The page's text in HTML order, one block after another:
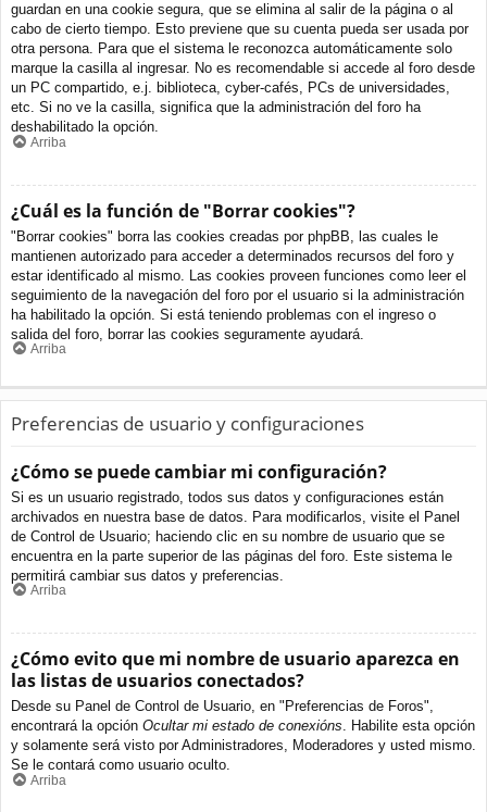
guardan en una cookie segura, que se elimina al salir de la página o al
cabo de cierto tiempo. Esto previene que su cuenta pueda ser usada por
otra persona. Para que el sistema le reconozca automáticamente solo
marque la casilla al ingresar. No es recomendable si accede al foro desde
un PC compartido, e.j. biblioteca, cyber-cafés, PCs de universidades,
etc. Si no ve la casilla, significa que la administración del foro ha
deshabilitado la opción.
Arriba
¿Cuál es la función de "Borrar cookies"?
"Borrar cookies" borra las cookies creadas por phpBB, las cuales le
mantienen autorizado para acceder a determinados recursos del foro y
estar identificado al mismo. Las cookies proveen funciones como leer el
seguimiento de la navegación del foro por el usuario si la administración
ha habilitado la opción. Si está teniendo problemas con el ingreso o
salida del foro, borrar las cookies seguramente ayudará.
Arriba
Preferencias de usuario y configuraciones
¿Cómo se puede cambiar mi configuración?
Si es un usuario registrado, todos sus datos y configuraciones están
archivados en nuestra base de datos. Para modificarlos, visite el Panel
de Control de Usuario; haciendo clic en su nombre de usuario que se
encuentra en la parte superior de las páginas del foro. Este sistema le
permitirá cambiar sus datos y preferencias.
Arriba
¿Cómo evito que mi nombre de usuario aparezca en
las listas de usuarios conectados?
Desde su Panel de Control de Usuario, en "Preferencias de Foros",
encontrará la opción Ocultar mi estado de conexións. Habilite esta opción
y solamente será visto por Administradores, Moderadores y usted mismo.
Se le contará como usuario oculto.
Arriba